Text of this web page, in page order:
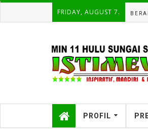
FRIDAY, AUGUST 7.
PROFIL